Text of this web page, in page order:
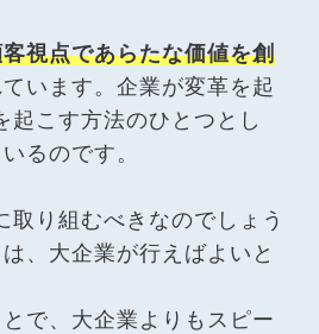
視点であらたな価値を創
ています。企業が変革を起
起こす方法のひとつとし
るのです。
り組むべきなのでしょう
、大企業が行えばよいと
で、大企業よりもスピー